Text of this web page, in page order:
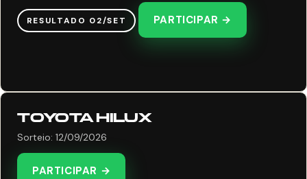
RESULTADO 02/SET PARTICIPAR →
TOYOTA HILUX
Sorteio: 12/09/2026
PARTICIPAR →